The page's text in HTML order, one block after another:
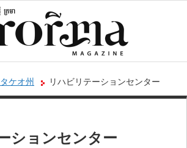
タケオ州 リハビリテーションセンター
ションセンター